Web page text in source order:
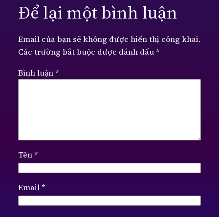
Để lại một bình luận
Email của bạn sẽ không được hiển thị công khai.
Các trường bắt buộc được đánh dấu*
Bình luận*
Tên*
Email*